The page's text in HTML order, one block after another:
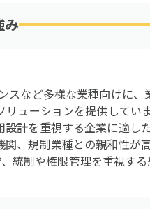
み
スなど多様な業種向けに
ューションを提供してい
計を重視する企業に適し
、規制業種との親和性が
統制や権限管理を重視す